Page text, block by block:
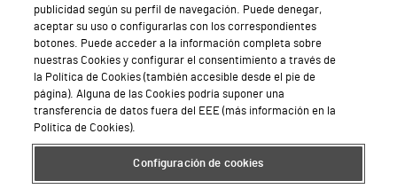
Trabajar en Vithas
Teléfono Cita Médica
Teléfono Atención al Cliente
Política de seguridad y salud en el trabajo
Conoce a Supervita
publicidad según su perfil de navegación. Puede denegar,
aceptar su uso o configurarlas con los correspondientes
botones. Puede acceder a la información completa sobre
nuestras Cookies y configurar el consentimiento a través de
la Política de Cookies (también accesible desde el pie de
página). Alguna de las Cookies podría suponer una
transferencia de datos fuera del EEE (más información en la
Política de Cookies).
Configuración de cookies